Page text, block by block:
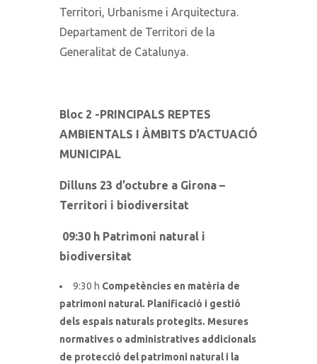
Territori, Urbanisme i Arquitectura.
Departament de Territori de la
Generalitat de Catalunya.
Bloc 2 -PRINCIPALS REPTES
AMBIENTALS I ÀMBITS D’ACTUACIÓ
MUNICIPAL
Dilluns 23 d’octubre a Girona –
Territori i biodiversitat
09:30 h Patrimoni natural i
biodiversitat
9:30 h Competències en matèria de
patrimoni natural. Planificació i gestió
dels espais naturals protegits. Mesures
normatives o administratives addicionals
de protecció del patrimoni natural i la